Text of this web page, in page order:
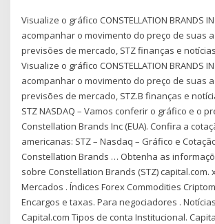
Visualize o gráfico CONSTELLATION BRANDS
acompanhar o movimento do preço de suas
previsões de mercado, STZ finanças e
Visualize o gráfico CONSTELLATION BRANDS
acompanhar o movimento do preço de suas
previsões de mercado, STZ.B finanças e
STZ NASDAQ – Vamos conferir o gráfico e o
Constellation Brands Inc (EUA). Confira a
americanas: STZ – Nasdaq – Gráfico e
Constellation Brands … Obtenha as
sobre Constellation Brands (STZ) capital.com.
Mercados . Índices Forex Commodities
Encargos e taxas. Para negociadores .
Capital.com Tipos de conta Institucional.